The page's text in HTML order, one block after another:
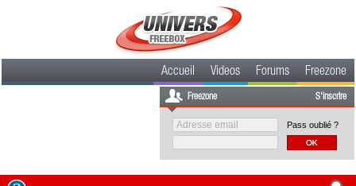
Accueil Videos Forums Freezone
Freezone S'inscrire
Pass oublié ?